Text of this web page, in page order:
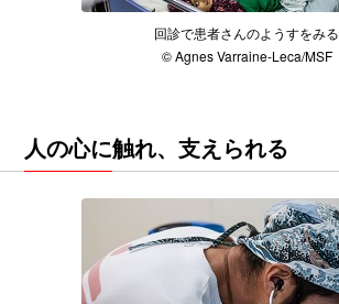
回診で患者さんのようすをみる
© Agnes Varraine-Leca/MSF
人の心に触れ、支えられる